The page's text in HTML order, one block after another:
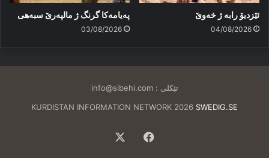
ئێزدیۆ رابە ژ خەوێ
04/08/2026
پەیامەكا گرنگ ژ مالپەرێ سبەهی
03/08/2026
تێکلی :info@sibehi.com
KURDISTAN INFORMATION NETWORK 2026 SWEDIG.SE
Facebook